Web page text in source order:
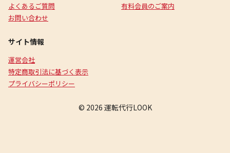
よくあるご質問
お問い合わせ
有料会員のご案内
サイト情報
運営会社
特定商取引法に基づく表示
プライバシーポリシー
© 2026 運転代行LOOK